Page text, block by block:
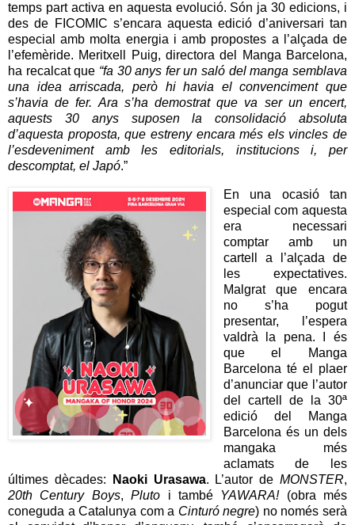
temps part activa en aquesta evolució. Són ja 30 edicions, i
des de FICOMIC s’encara aquesta edició d’aniversari tan
especial amb molta energia i amb propostes a l’alçada de
l’efemèride. Meritxell Puig, directora del Manga Barcelona,
ha recalcat que “fa 30 anys fer un saló del manga semblava
una idea arriscada, però hi havia el convenciment que
s’havia de fer. Ara s’ha demostrat que va ser un encert,
aquests 30 anys suposen la consolidació absoluta
d’aquesta proposta, que estreny encara més els vincles de
l’esdeveniment amb les editorials, institucions i, per
descomptat, el Japó.”
En una ocasió tan
especial com aquesta
era necessari
comptar amb un
cartell a l’alçada de
les expectatives.
Malgrat que encara
no s’ha pogut
presentar, l’espera
valdrà la pena. I és
que el Manga
Barcelona té el plaer
d’anunciar que l’autor
del cartell de la 30ª
edició del Manga
Barcelona és un dels
mangaka més
aclamats de les
últimes dècades:
Naoki Urasawa. L’autor deMONSTER,
20th Century Boys,Pluto i també YAWARA! (obra més
coneguda a Catalunya com a Cinturó negre) no només serà